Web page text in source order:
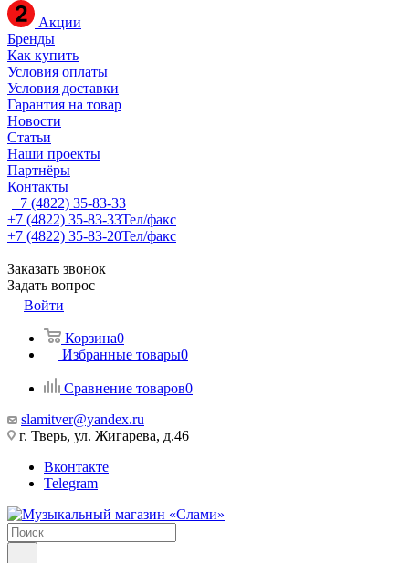
Акции
Бренды
Как купить
Условия оплаты
Условия доставки
Гарантия на товар
Новости
Статьи
Наши проекты
Партнёры
Контакты
+7 (4822) 35-83-33
+7 (4822) 35-83-33Тел/факс
+7 (4822) 35-83-20Тел/факс
Заказать звонок
Задать вопрос
Войти
Корзина0
Избранные товары0
Сравнение товаров0
slamitver@yandex.ru
г. Тверь, ул. Жигарева, д.46
Вконтакте
Telegram